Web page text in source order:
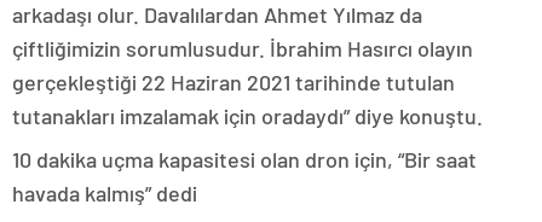
arkadaşı olur. Davalılardan Ahmet Yılmaz da
çiftliğimizin sorumlusudur. İbrahim Hasırcı olayın
gerçekleştiği 22 Haziran 2021 tarihinde tutulan
tutanakları imzalamak için oradaydı” diye konuştu.
10 dakika uçma kapasitesi olan dron için, “Bir saat
havada kalmış” dedi